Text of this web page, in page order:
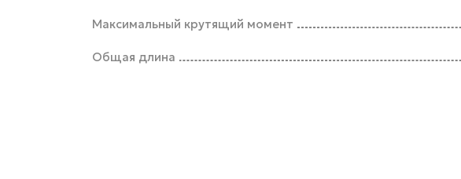
Максимальный крутящий момент
Общая длина